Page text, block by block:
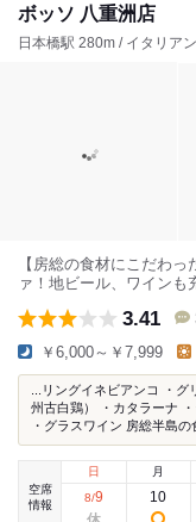
ボッソ 八重洲店
日本橋駅 280m / イタリア
【房総の食材にこだわ
ァ！地ビール、ワインも
3.41
￥6,000～￥7,999
...リングイネビアンコ ・
州古白鶏） ・カタラーナ
・グラスワイン 房総半島の
空席
情報
日
8/9
月
10